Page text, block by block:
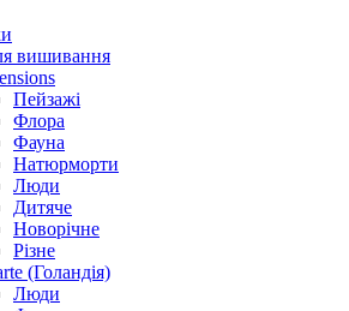
вишивання
Пейзажі
Флора
Фауна
Натюрморти
Люди
Дитяче
Новорічне
Різне
(Голандія)
Люди